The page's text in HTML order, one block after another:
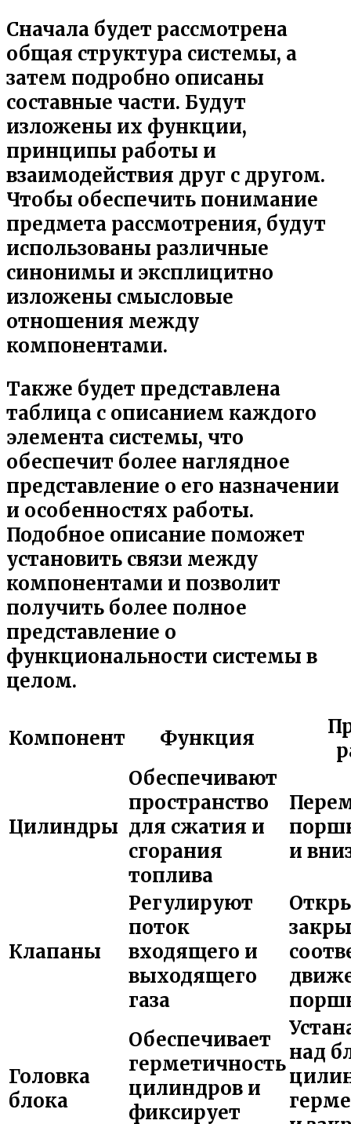
Сначала будет рассмотрена
общая структура системы, а
затем подробно описаны
составные части. Будут
изложены их функции,
принципы работы и
взаимодействия друг с другом.
Чтобы обеспечить понимание
предмета рассмотрения, будут
использованы различные
синонимы и эксплицитно
изложены смысловые
отношения между
компонентами.
Также будет представлена
таблица с описанием каждого
элемента системы, что
обеспечит более наглядное
представление о его назначении
и особенностях работы.
Подобное описание поможет
установить связи между
компонентами и позволит
получить более полное
представление о
функциональности системы в
целом.
Компонент Функция
Цилиндры
Обеспечивают
пространство
для сжатия и
сгорания
топлива
и
Клапаны
Регулируют
поток
входящего и
выходящего
газа
Головка
блока
Обеспечивает
герметичность
цилиндров и
фиксирует
над